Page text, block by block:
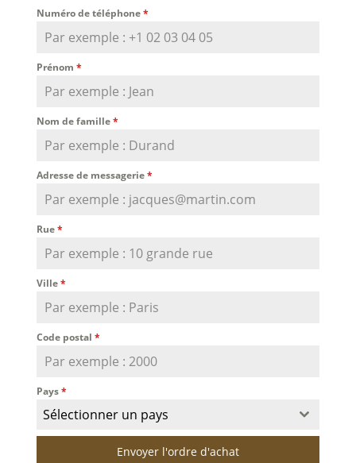
Numéro de téléphone*
Prénom *
Nom de famille*
Adresse de messagerie*
Rue*
Ville*
Code postal *
Pays*
Sélectionner un pays
Envoyer l'ordre d'achat